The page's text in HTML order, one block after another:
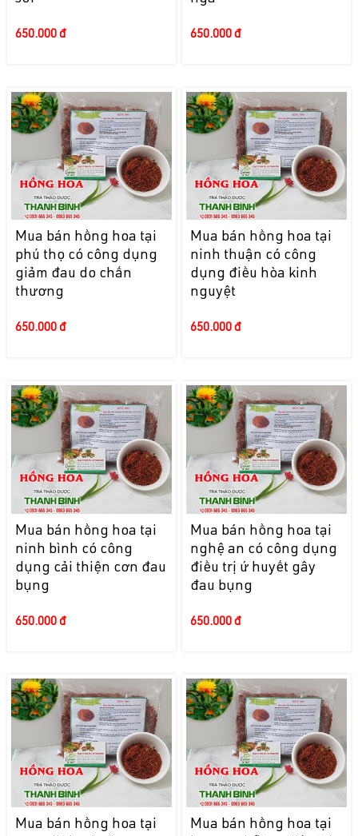
650.000 đ 650.000 đ
Mua bán hồng hoa tại
phú thọ có công dụng
giảm đau do chấn
thương
650.000 đ
Mua bán hồng hoa tại
ninh thuận có công
dụng điều hòa kinh
nguyệt
650.000 đ
Mua bán hồng hoa tại
ninh bình có công
dụng cải thiện cơn đau
bụng
650.000 đ
Mua bán hồng hoa tại
nghệ an có công dụng
điều trị ứ huyết gây
đau bụng
650.000 đ
Mua bán hồng hoa tại
Mua bán hồng hoa tại